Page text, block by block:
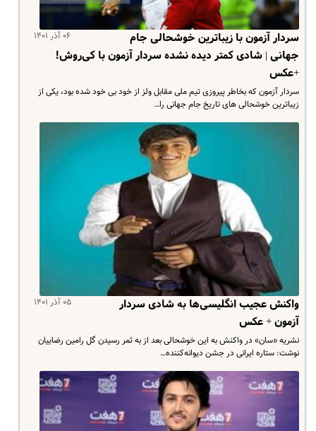
۰۶ آذر ۱۴۰۱
سردار آزمون با زیباترین خوشحالی جام
جهانی | شادی کمتر دیده نشده سردار آزمون با کی‌روش!
+عکس
سردار آزمون که بخاطر پیروزی تیم ملی مقابل ولز از خود بی خود شده بود، یکی از
زیباترین خوشحالی های تاریخ جام جهانی را…
۰۵ آذر ۱۴۰۱
واکنش عجیب انگلیسی‌ها به شادی سردار
آزمون + عکس
نشریه «سان» در واکنش به این خوشحالی بعد از به ثمر رسیدن گل رامین رضاییان
نوشت:‌ ستاره ایرانی در جشن دیوانه‌کننده…